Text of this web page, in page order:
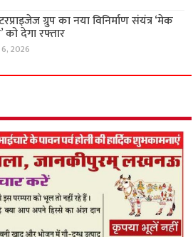
ग्रुप का नया विनिर्माण संयंत्र ‘मेक
को देगा रफ्तार
2026